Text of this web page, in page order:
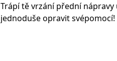
Trápí tě vrzání přední
jednoduše opravit svépomocí!